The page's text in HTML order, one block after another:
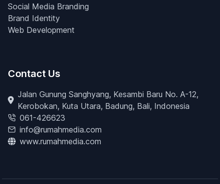
Social Media Branding
Brand Identity
Web Development
Contact Us
Jalan Gunung Sanghyang, Kesambi Baru No. A-12,
Kerobokan, Kuta Utara, Badung, Bali, Indonesia
061-426623
info@rumahmedia.com
www.rumahmedia.com